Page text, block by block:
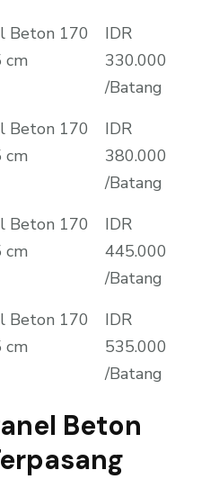
Beton 170
cm
IDR
330.000
/Batang
Beton 170
cm
IDR
380.000
/Batang
Beton 170
cm
IDR
445.000
/Batang
Beton 170
cm
IDR
535.000
/Batang
Beton